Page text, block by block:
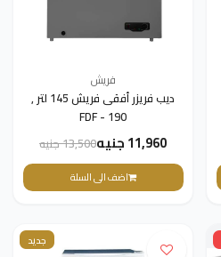
فريش
ديب فريزر أفقى فريش 145 لتر ,
FDF - 190
11,960 جنيه 13,500 جنيه
اضف الى السلة
جديد